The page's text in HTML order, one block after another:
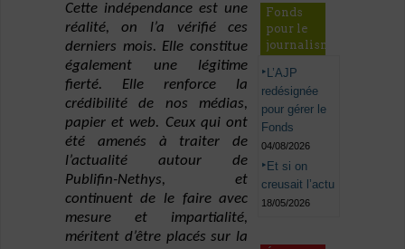
Cette indépendance est une
réalité, on l’a vérifié ces
derniers mois. Elle constitue
également une légitime
fierté. Elle renforce la
crédibilité de nos médias,
papier et web. Ceux qui ont
été amenés à traiter de
l’actualité autour de
Publifin-Nethys, et
continuent de le faire avec
mesure et impartialité,
méritent d’être placés sur la
Fonds
pour le
journalisme
L’AJP
redésignée
pour gérer le
Fonds
04/08/2026
Et si on
creusait l’actu
18/05/2026